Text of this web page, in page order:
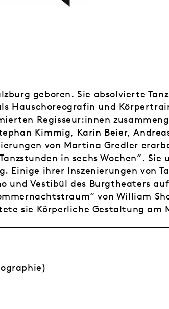
geboren. Sie absolvierte
Hauschoreografin und
Regisseur:innen
Kimmig, Karin Beier,
von Martina Gredler
in sechs Wochen”.
Einige ihrer Inszenierungen von
und Vestibül des Burgtheaters
von William
sie Körperliche Gestaltung am